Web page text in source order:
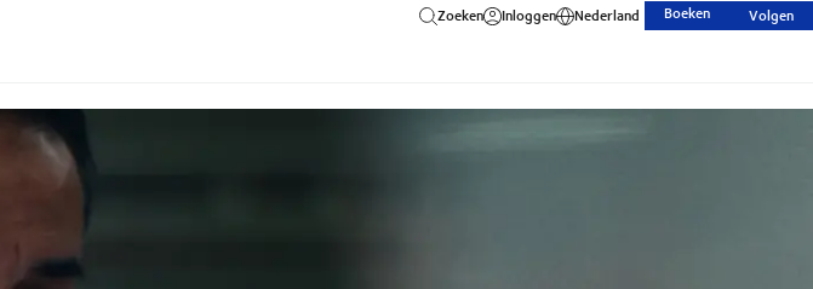
Zoeken Inloggen Nederland Boeken Volgen